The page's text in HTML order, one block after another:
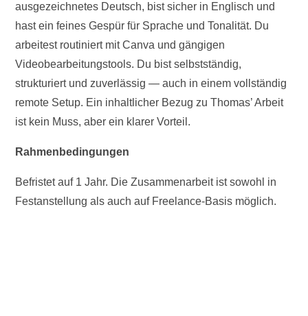
ausgezeichnetes Deutsch, bist sicher in Englisch und
hast ein feines Gespür für Sprache und Tonalität. Du
arbeitest routiniert mit Canva und gängigen
Videobearbeitungstools. Du bist selbstständig,
strukturiert und zuverlässig — auch in einem vollständig
remote Setup. Ein inhaltlicher Bezug zu Thomas’ Arbeit
ist kein Muss, aber ein klarer Vorteil.
Rahmenbedingungen
Befristet auf 1 Jahr. Die Zusammenarbeit ist sowohl in
Festanstellung als auch auf Freelance-Basis möglich.